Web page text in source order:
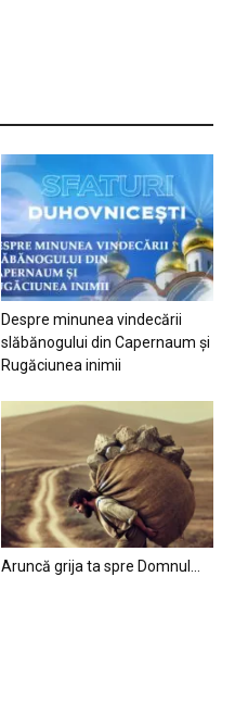
Despre minunea vindecării
slăbănogului din Capernaum și
Rugăciunea inimii
Aruncă grija ta spre Domnul…